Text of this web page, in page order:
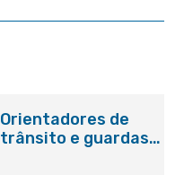
Orientadores de
trânsito e guardas